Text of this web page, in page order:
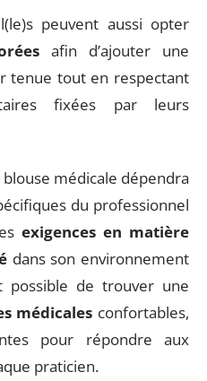
peuvent aussi opter
afin d’ajouter une
tenue tout en respectant
fixées par leurs
blouse médicale dépendra
du professionnel
exigences en matière
dans son environnement
possible de trouver une
médicales confortables,
pour répondre aux
praticien.